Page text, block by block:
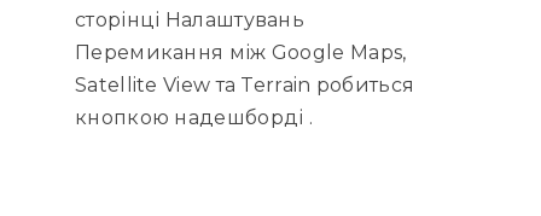
сторінці Налаштувань
Перемикання між Google Maps,
Satellite View та Terrain робиться
кнопкою надешборді .